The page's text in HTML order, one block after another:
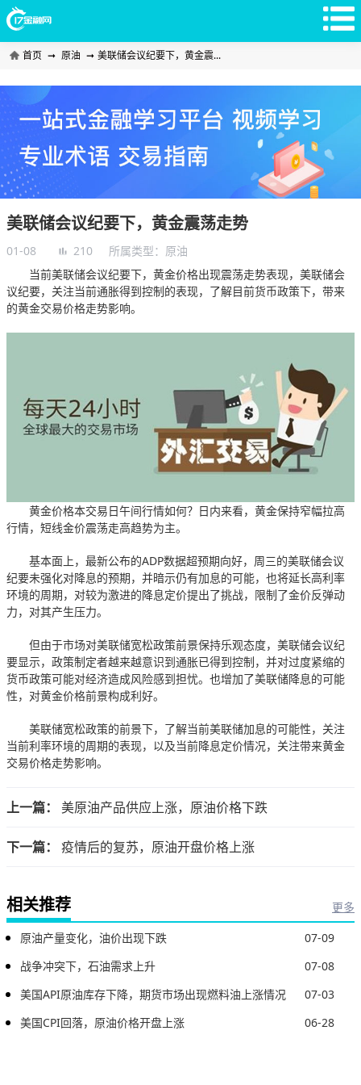
首页 ➞ 原油 ➞ 美联储会议纪要下，黄金震...
美联储会议纪要下，黄金震荡走势
01-08 210 所属类型： 原油
当前美联储会议纪要下，黄金价格出现震荡走势表现，美联储会
议纪要，关注当前通胀得到控制的表现，了解目前货币政策下，带来
的黄金交易价格走势影响。
黄金价格本交易日午间行情如何？日内来看，黄金保持窄幅拉高
行情，短线金价震荡走高趋势为主。
基本面上，最新公布的ADP数据超预期向好，周三的美联储会议
纪要未强化对降息的预期，并暗示仍有加息的可能，也将延长高利率
环境的周期，对较为激进的降息定价提出了挑战，限制了金价反弹动
力，对其产生压力。
但由于市场对美联储宽松政策前景保持乐观态度，美联储会议纪
要显示，政策制定者越来越意识到通胀已得到控制，并对过度紧缩的
货币政策可能对经济造成风险感到担忧。也增加了美联储降息的可能
性，对黄金价格前景构成利好。
美联储宽松政策的前景下，了解当前美联储加息的可能性，关注
当前利率环境的周期的表现，以及当前降息定价情况，关注带来黄金
交易价格走势影响。
上一篇： 美原油产品供应上涨，原油价格下跌
下一篇： 疫情后的复苏，原油开盘价格上涨
相关推荐
更多
原油产量变化，油价出现下跌
07-09
战争冲突下，石油需求上升
07-08
美国API原油库存下降，期货市场出现燃料油上涨情况
07-03
美国CPI回落，原油价格开盘上涨
06-28